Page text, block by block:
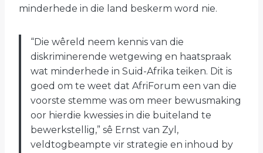
minderhede in die land beskerm word nie.
“Die wêreld neem kennis van die
diskriminerende wetgewing en haatspraak
wat minderhede in Suid-Afrika teiken. Dit is
goed om te weet dat AfriForum een ​​van die
voorste stemme was om meer bewusmaking
oor hierdie kwessies in die buiteland te
bewerkstellig,” sê Ernst van Zyl,
veldtogbeampte vir strategie en inhoud by